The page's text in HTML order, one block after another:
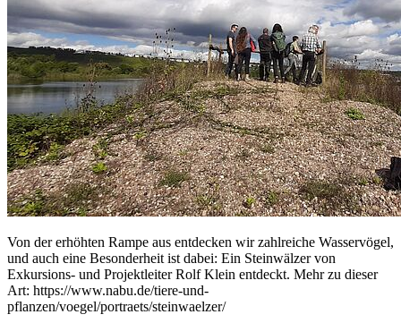
Von der erhöhten Rampe aus entdecken wir zahlreiche Wasservögel,
und auch eine Besonderheit ist dabei: Ein Steinwälzer von
Exkursions- und Projektleiter Rolf Klein entdeckt. Mehr zu dieser
Art: https://www.nabu.de/tiere-und-
pflanzen/voegel/portraets/steinwaelzer/